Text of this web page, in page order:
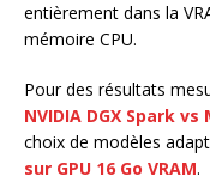
entièrement dans la
mémoire CPU.
Pour des résultats
NVIDIA DGX Spark
choix de modèles
sur GPU 16 Go VRAM.